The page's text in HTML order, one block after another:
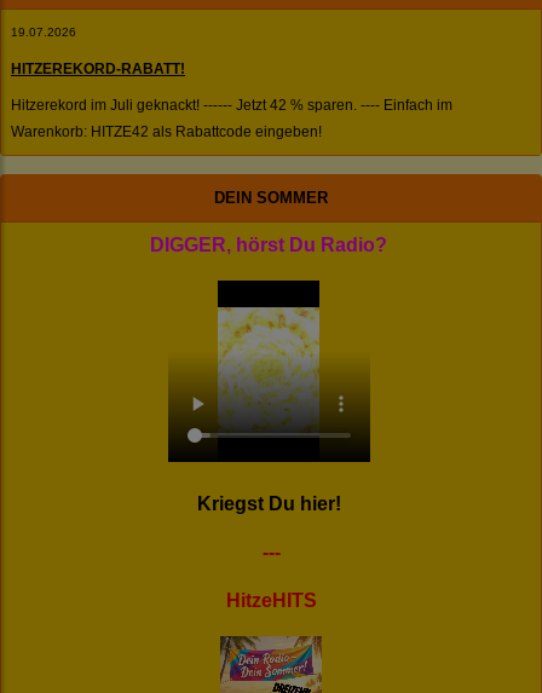
19.07.2026
HITZEREKORD-RABATT!
Hitzerekord im Juli geknackt! ------ Jetzt 42 % sparen. ---- Einfach im
Warenkorb: HITZE42 als Rabattcode eingeben!
DEIN SOMMER
DIGGER, hörst Du Radio?
Kriegst Du hier!
---
HitzeHITS